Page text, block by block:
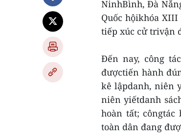
NinhBình, Đà
Quốc hộikhóa
tiếp xúc cử trivận
Đến nay, công
đượctiến hành
kê lậpdanh, niên
niên yiếtdanh
hoàn tất;
toàn dân đang